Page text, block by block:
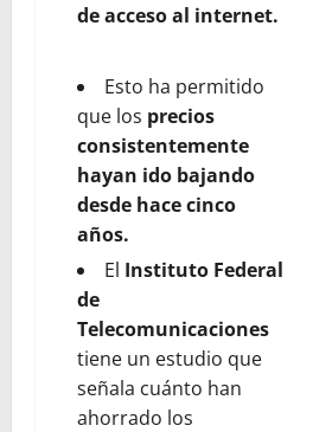
de acceso al internet.
Esto ha permitido
que los precios
consistentemente
hayan ido bajando
desde hace cinco
años.
El Instituto Federal
de
Telecomunicaciones
tiene un estudio que
señala cuánto han
ahorrado los